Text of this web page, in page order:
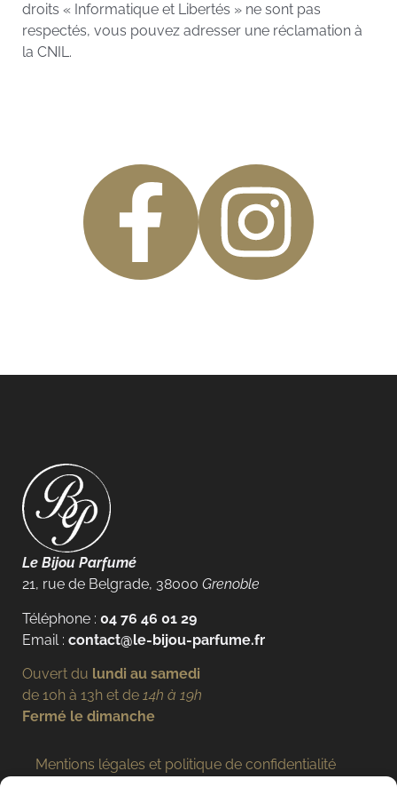
droits « Informatique et Libertés » ne sont pas
respectés, vous pouvez adresser une réclamation à
la CNIL.
Le Bijou Parfumé
21, rue de Belgrade, 38000 Grenoble
Téléphone : 04 76 46 01 29
Email : contact@le-bijou-parfume.fr
Ouvert du lundi au samedi
de 10h à 13h et de 14h à 19h
Fermé le dimanche
Mentions légales et politique de confidentialité